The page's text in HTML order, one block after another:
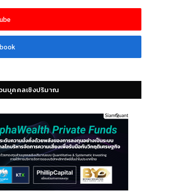
นบุคคลเชิงปริมาณ